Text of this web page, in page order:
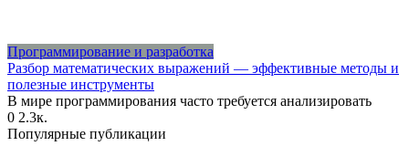
Программирование и разработка
Разбор математических выражений — эффективные методы и
полезные инструменты
В мире программирования часто требуется анализировать
0 2.3к.
Популярные публикации